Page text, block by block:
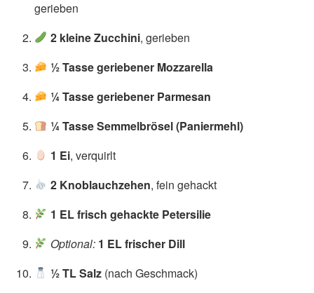
gerieben
2 kleine Zucchini, gerieben
½ Tasse geriebener Mozzarella
¼ Tasse geriebener Parmesan
¼ Tasse Semmelbrösel (Paniermehl)
1 Ei, verquirlt
2 Knoblauchzehen, fein gehackt
1 EL frisch gehackte Petersilie
Optional: 1 EL frischer Dill
½ TL Salz(nach Geschmack)